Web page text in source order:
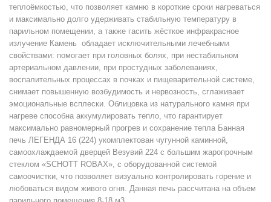
теплоёмкостью, что позволяет камню в короткие сроки нагреваться
и максимально долго удерживать стабильную температуру в
парильном помещении, а также гасить жёсткое инфракрасное
излучение Камень обладает исключительными лечебными
свойствами: помогает при головных болях, при нестабильном
артериальном давлении, при простудных заболеваниях,
воспалительных процессах в почках и пищеварительной системе,
снимает повышенную возбудимость и нервозность, сглаживает
эмоциональные всплески. Облицовка из натурального камня при
нагреве способна аккумулировать тепло, что гарантирует
максимально равномерный прогрев и сохранение тепла Банная
печь ЛЕГЕНДА 16 (224) укомплектован чугунной каминной,
самоохлаждаемой дверцей Везувий 224 с большим жаропрочным
стеклом «SCHOTT ROBAX», с оборудованной системой
самоочистки, что позволяет визуально контролировать горение и
любоваться видом живого огня. Данная печь рассчитана на объем